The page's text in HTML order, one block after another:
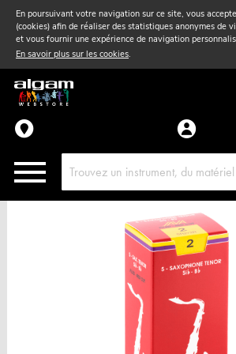
En poursuivant votre navigation sur ce site, vous
(cookies) afin de réaliser des statistiques anonymes de
et vous fournir une expérience de navigation
En savoir plus sur les cookies.
Vent& Violon
Accessoires
Pièces détachées